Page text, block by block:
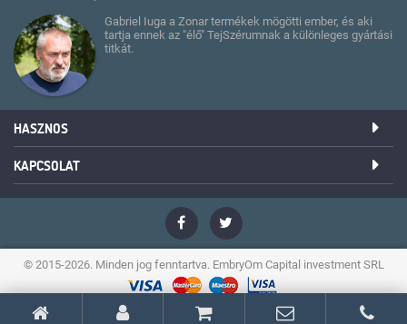
Gabriel Iuga a Zonar termékek mögötti ember, és aki
tartja ennek az "élő" TejSzérumnak a különleges gyártási
titkát.
HASZNOS
Gyakori kérdések
Általános felhasználási feltételek
Szállítással kapcsolatos részletek
Rendelések visszaküldése vagy érvénytelenítése
Cookiek használatának szabályzata
KAPCSOLAT
lactoser@zonar.ro
GABRIEL IUGA
+40 733 072 710 ADMINISZTRÁCIÓ
Hétfő-Péntek, 10:00-18:30
© 2015-2026. Minden jog fenntartva. EmbryOm Capital investment SRL